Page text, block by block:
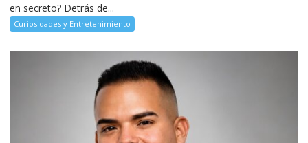
en secreto? Detrás de...
Curiosidades y Entretenimiento